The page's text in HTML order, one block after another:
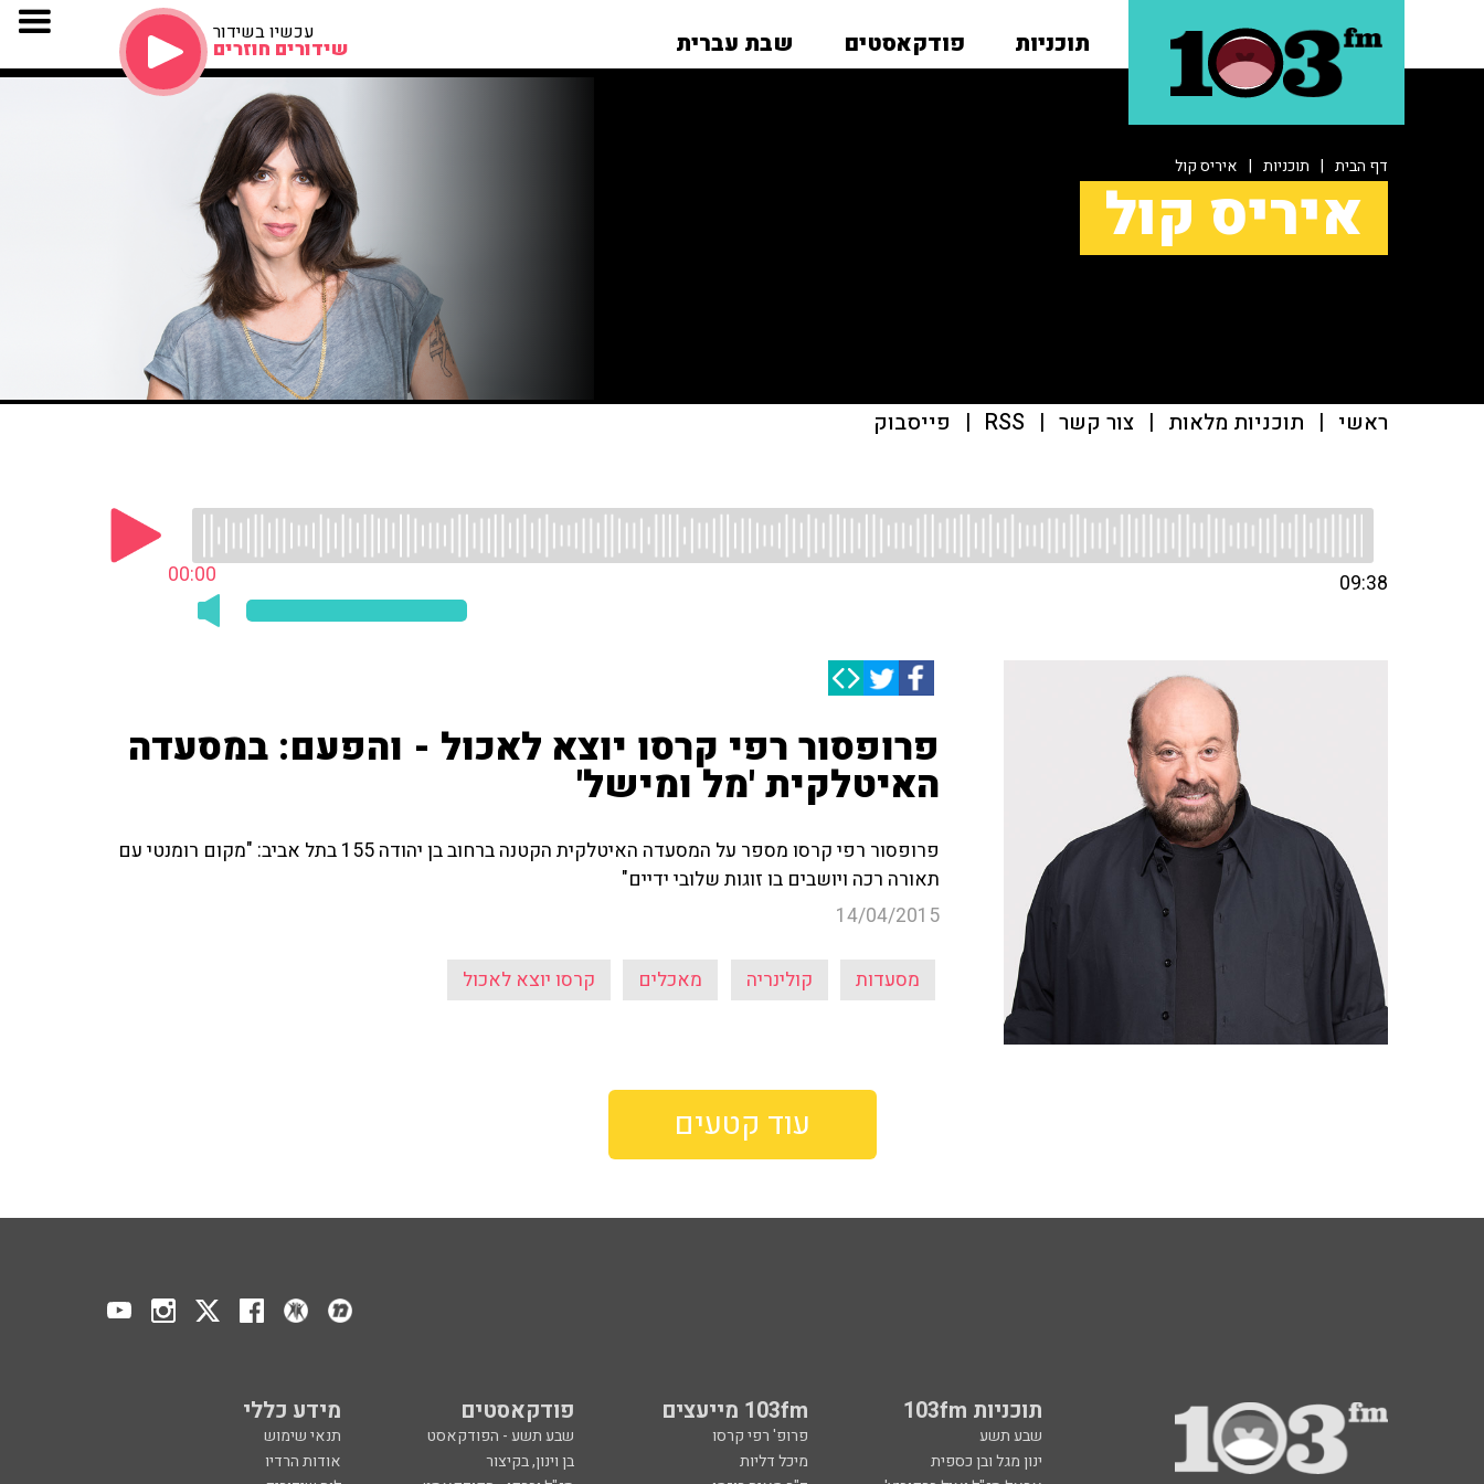
תוכניות פודקאסטים שבת עברית עכשיו בשידור
שידורים חוזרים
דף הבית | תוכניות | איריס קול
איריס קול
ראשי | תוכניות מלאות | צור קשר |
RSS
| פייסבוק
00:00 09:38
פרופסור רפי קרסו יוצא לאכול - והפעם: במסעדה
האיטלקית 'מל ומישל'
פרופסור רפי קרסו מספר על המסעדה האיטלקית הקטנה ברחוב בן יהודה 155 בתל אביב: "מקום רומנטי עם
תאורה רכה ויושבים בו זוגות שלובי ידיים"
14/04/2015
מסעדות קולינריה מאכלים קרסו יוצא לאכול
עוד קטעים
תוכניות 103fm 103fm מייעצים פודקאסטים מידע כללי
שבע תשע פרופ' רפי קרסו שבע תשע - הפודקאסט
תנאי שימוש
ינון מגל ובן כספית
מיכל דליות בן וינון, בקיצור
אודות הרדיו